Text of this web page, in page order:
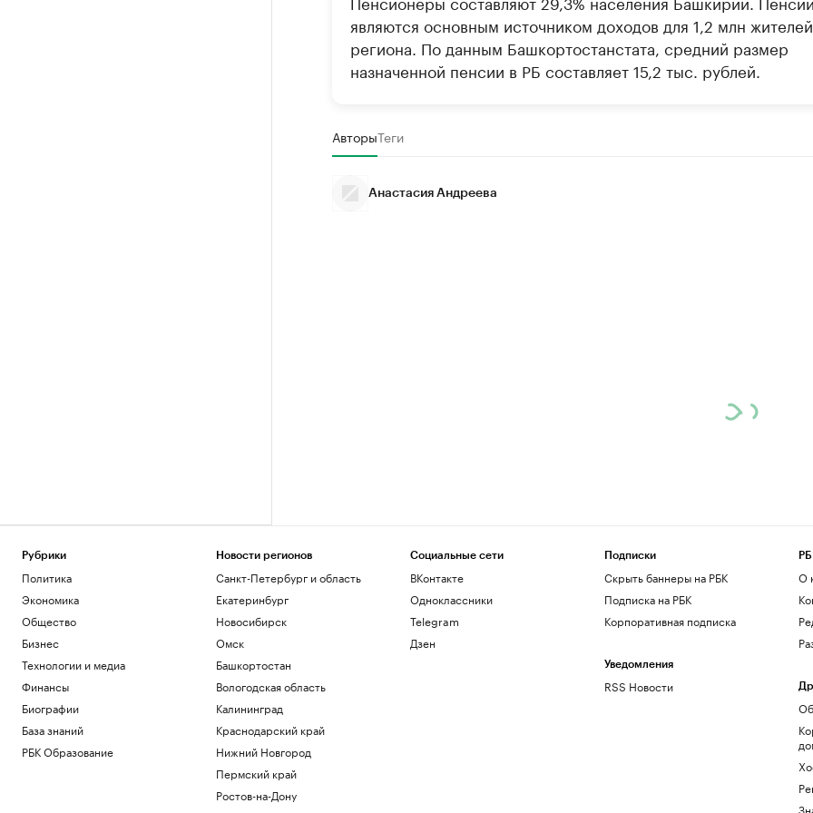
являются основным источником доходов для 1,2 млн жителей
региона. По данным Башкортостанстата, средний размер
назначенной пенсии в РБ составляет 15,2 тыс. рублей.
АвторыТеги
Анастасия Андреева
Рубрики
Политика
Экономика
Общество
Бизнес
Технологии и медиа
Финансы
Биографии
База знаний
РБК Образование
Новости регионов
Санкт-Петербург и область
Екатеринбург
Новосибирск
Омск
Башкортостан
Вологодская область
Калининград
Краснодарский край
Нижний Новгород
Пермский край
Ростов-на-Дону
Социальные сети
ВКонтакте
Одноклассники
Telegram
Дзен
Подписки
Скрыть баннеры на РБК
Подписка на РБК
Корпоративная подписка
Уведомления
RSS Новости
О